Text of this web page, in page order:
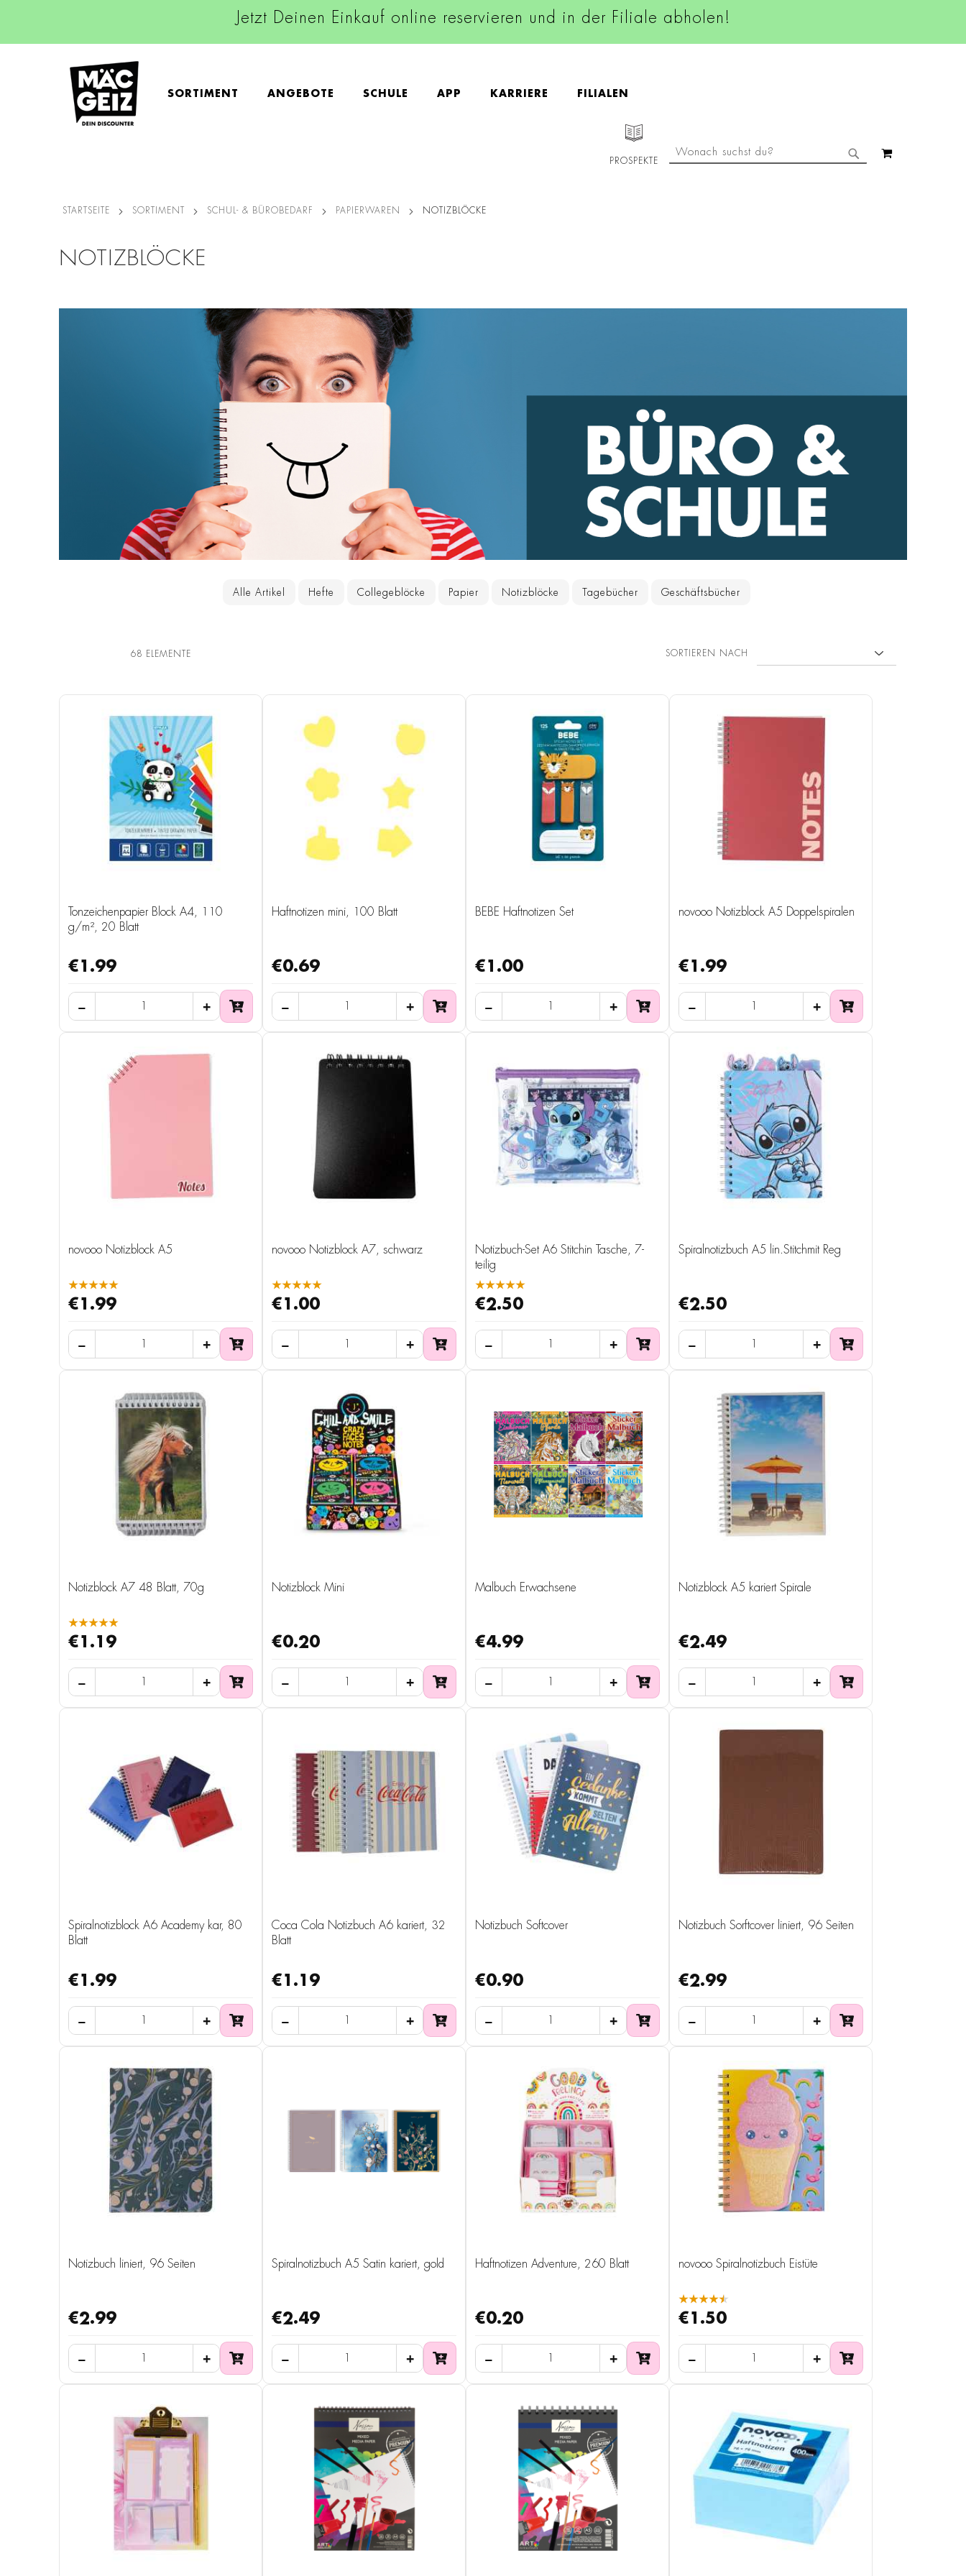
Jetzt Deinen Einkauf online reservieren und in der Filiale abholen!
SORTIMENT ANGEBOTE SCHULE APP KARRIERE FILIALEN
PROSPEKTE
SUCHE
STARTSEITE SORTIMENT SCHUL- & BÜROBEDARF PAPIERWAREN NOTIZBLÖCKE
NOTIZBLÖCKE
Alle Artikel Hefte Collegeblöcke Papier Notizblöcke Tagebücher Geschäftsbücher
68 ELEMENTE SORTIEREN NACH
Tonzeichenpapier Block A4, 110
g/m², 20 Blatt
€1.99
Haftnotizen mini, 100 Blatt
€0.69
BEBE Haftnotizen Set
€1.00
novooo Notizblock A5 Doppelspiralen
€1.99
novooo Notizblock A5
★★★★★
€1.99
novooo Notizblock A7, schwarz
★★★★★
€1.00
Notizbuch-Set A6 Stitchin Tasche, 7-
teilig
★★★★★
€2.50
Spiralnotizbuch A5 lin.Stitchmit Reg
€2.50
Notizblock A7 48 Blatt, 70g
★★★★★
€1.19
Notizblock Mini
€0.20
Malbuch Erwachsene
€4.99
Notizblock A5 kariert Spirale
€2.49
Spiralnotizblock A6 Academy kar, 80
Blatt
€1.99
Coca Cola Notizbuch A6 kariert, 32
Blatt
€1.19
Notizbuch Softcover
€0.90
Notizbuch Sorftcover liniert, 96 Seiten
€2.99
Notizbuch liniert, 96 Seiten
€2.99
Spiralnotizbuch A5 Satin kariert, gold
€2.49
Haftnotizen Adventure, 260 Blatt
€0.20
novooo Spiralnotizbuch Eistüte
★★★★★
€1.50